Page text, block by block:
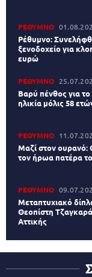
ΡΕΘΥΜΝΟ
Ρέθυμνο:
ξενοδοχείο για
ευρώ
ΡΕΘΥΜΝΟ
Βαρύ πένθος για
ηλικία μόλις 58
ΡΕΘΥΜΝΟ
Μαζί στον ουρανό:
τον ήρωα πατέρα
ΡΕΘΥΜΝΟ
Μεταπτυχιακό
Θεοπίστη
Αττικής